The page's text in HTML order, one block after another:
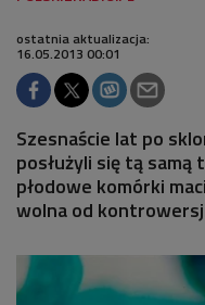
ostatnia aktualizacja:
16.05.2013 00:01
Szesnaście lat po
posłużyli się tą
płodowe komórki
wolna od